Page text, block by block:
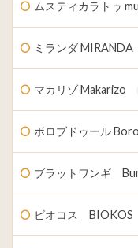
ムスティカラトゥ
ミランダ MIRANDA
マカリゾ Makarizo
ボロブドゥール
ブラットワンギ
ビオコス BIOKOS